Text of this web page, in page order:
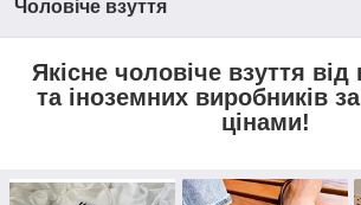
Чоловіче взуття
Якісне чоловіче взуття від
та іноземних виробників
цінами!